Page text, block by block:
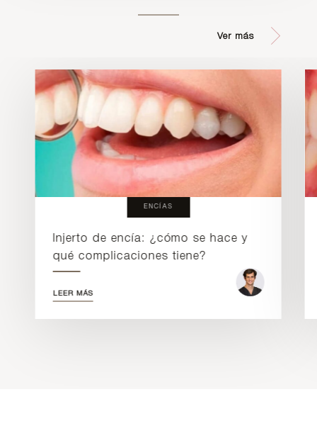
Ver más
ENCÍAS
Injerto de encía: ¿cómo se hace y
qué complicaciones tiene?
LEER MÁS